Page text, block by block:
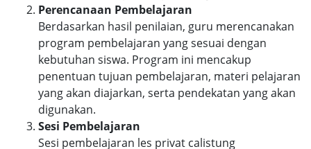
Perencanaan Pembelajaran
Berdasarkan hasil penilaian, guru merencanakan
program pembelajaran yang sesuai dengan
kebutuhan siswa. Program ini mencakup
penentuan tujuan pembelajaran, materi pelajaran
yang akan diajarkan, serta pendekatan yang akan
digunakan.
Sesi Pembelajaran
Sesi pembelajaran les privat calistung